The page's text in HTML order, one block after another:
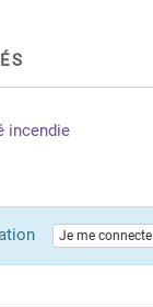
incendie
Je me connecte